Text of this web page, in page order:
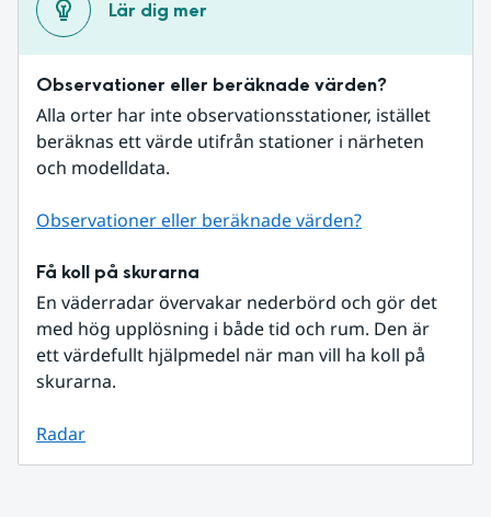
Lär dig mer
Observationer eller beräknade värden?
Alla orter har inte observationsstationer, istället
beräknas ett värde utifrån stationer i närheten
och modelldata.
Observationer eller beräknade värden?
Få koll på skurarna
En väderradar övervakar nederbörd och gör det
med hög upplösning i både tid och rum. Den är
ett värdefullt hjälpmedel när man vill ha koll på
skurarna.
Radar